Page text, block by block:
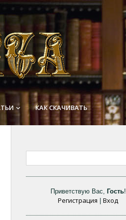
keyboard_arrow_down КАК СКАЧИВАТЬ
Приветствую Вас, Гость!
Регистрация |Вход